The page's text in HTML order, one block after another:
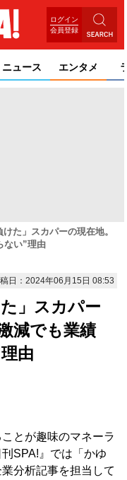
ログイン
会員登録
ニュース エンタメ
けた」スカパーの現在地。
ない”理由
日：2024年06月15日 08:53
」スカパー
減でも業績
由
とが趣味のマネーラ
SPA!』では「かゆ
分析記事を担当して